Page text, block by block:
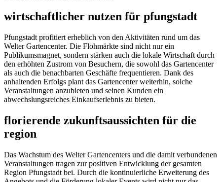
wirtschaftlicher nutzen für pfungstadt
Pfungstadt profitiert erheblich von den Aktivitäten rund um das
Welter Gartencenter. Die Flohmärkte sind nicht nur ein
Publikumsmagnet, sondern stärken auch die lokale Wirtschaft durch
den erhöhten Zustrom von Besuchern, die sowohl das Gartencenter
als auch die benachbarten Geschäfte frequentieren. Dank des
anhaltenden Erfolgs plant das Gartencenter weiterhin, solche
Veranstaltungen anzubieten und seinen Kunden ein
abwechslungsreiches Einkaufserlebnis zu bieten.
florierende zukunftsaussichten für die
region
Das Wachstum des Welter Gartencenters und die damit verbundenen
Veranstaltungen tragen zur positiven Entwicklung der gesamten
Region Pfungstadt bei. Durch die kontinuierliche Erweiterung des